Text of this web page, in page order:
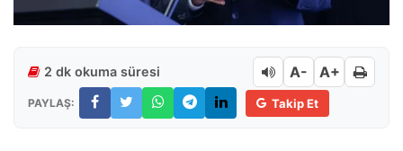
2 dk okuma süresi A- A+
PAYLAŞ: Takip Et